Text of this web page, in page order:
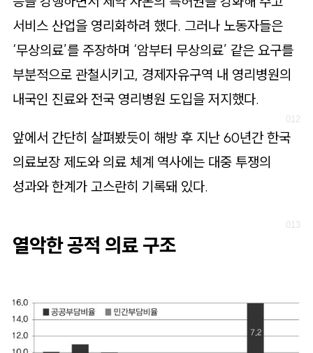
서비스 산업을 영리화하려 했다. 그러나 노동자들은
‘무상의료’를 주장하며 ‘암부터 무상의료’ 같은 요구를
부분적으로 관철시키고, 경제자유구역 내 영리병원의
내국인 진료와 전국 영리병원 도입을 저지했다.
앞에서 간단히 살펴봤듯이 해방 후 지난 60년간 한국
의료보장 제도와 의료 체계 역사에는 대중 투쟁의
성과와 한계가 고스란히 기록돼 있다.
열악한 공적 의료 구조